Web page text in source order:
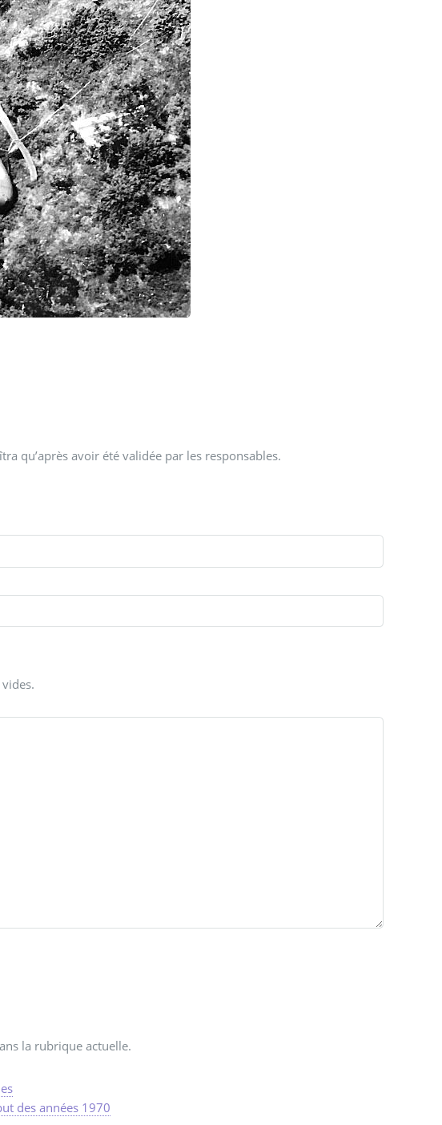
qu’après avoir été validée par les responsables.
la rubrique actuelle.
des années 1970